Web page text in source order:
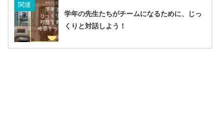
関連
学年の先生たちがチームになるために、じっ
くりと対話しよう！